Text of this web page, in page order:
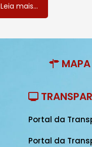
Leia mais...
MAPA
Portal da
Portal da